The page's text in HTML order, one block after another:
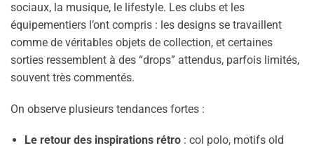
sociaux, la musique, le lifestyle. Les clubs et les
équipementiers l’ont compris : les designs se travaillent
comme de véritables objets de collection, et certaines
sorties ressemblent à des “drops” attendus, parfois limités,
souvent très commentés.
On observe plusieurs tendances fortes :
Le retour des inspirations rétro : col polo, motifs old